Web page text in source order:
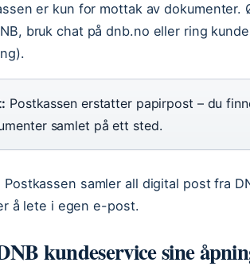
er kun for mottak av dokumenter.
bruk chat på dnb.no eller ring
Postkassen erstatter papirpost – du
samlet på ett sted.
samler all digital post fra
å lete i egen e-post.
kundeservice sine